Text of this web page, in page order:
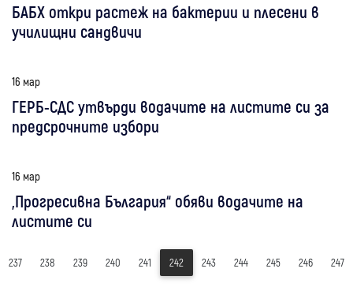
БАБХ откри растеж на бактерии и плесени в
училищни сандвичи
16 мар
ГЕРБ-СДС утвърди водачите на листите си за
предсрочните избори
16 мар
„Прогресивна България“ обяви водачите на
листите си
237 238 239 240 241 242 243 244 245 246 247